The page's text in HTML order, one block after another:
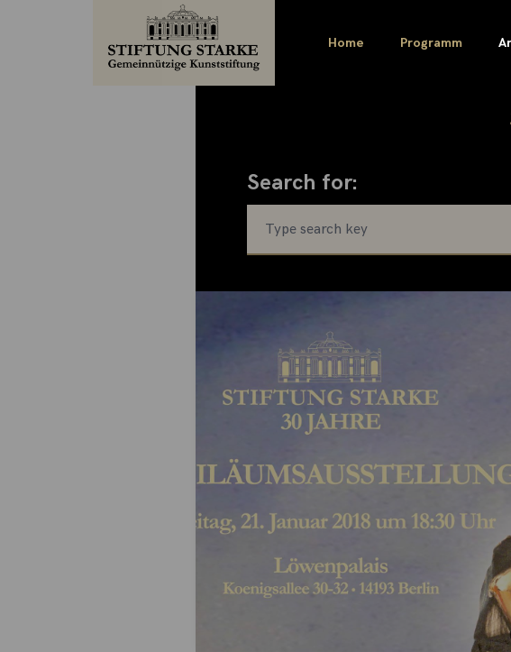
Home Programm
Search for: